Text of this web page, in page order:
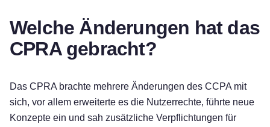
Welche Änderungen hat das
CPRA gebracht?
Das CPRA brachte mehrere Änderungen des CCPA mit
sich, vor allem erweiterte es die Nutzerrechte, führte neue
Konzepte ein und sah zusätzliche Verpflichtungen für